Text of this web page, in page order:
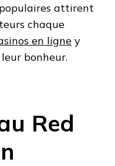
attirent
chaque
en ligne y
bonheur.
Red